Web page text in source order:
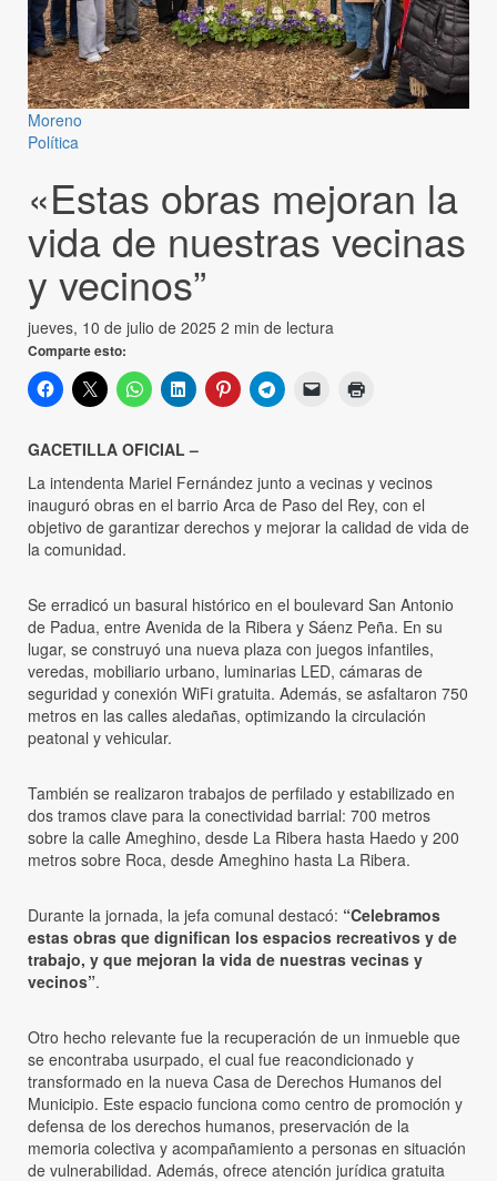
Moreno
Política
«Estas obras mejoran la
vida de nuestras vecinas
y vecinos”
jueves, 10 de julio de 2025 2 min de lectura
Comparte esto:
GACETILLA OFICIAL –
La intendenta Mariel Fernández junto a vecinas y vecinos
inauguró obras en el barrio Arca de Paso del Rey, con el
objetivo de garantizar derechos y mejorar la calidad de vida de
la comunidad.
Se erradicó un basural histórico en el boulevard San Antonio
de Padua, entre Avenida de la Ribera y Sáenz Peña. En su
lugar, se construyó una nueva plaza con juegos infantiles,
veredas, mobiliario urbano, luminarias LED, cámaras de
seguridad y conexión WiFi gratuita. Además, se asfaltaron 750
metros en las calles aledañas, optimizando la circulación
peatonal y vehicular.
También se realizaron trabajos de perfilado y estabilizado en
dos tramos clave para la conectividad barrial: 700 metros
sobre la calle Ameghino, desde La Ribera hasta Haedo y 200
metros sobre Roca, desde Ameghino hasta La Ribera.
Durante la jornada, la jefa comunal destacó: “Celebramos
estas obras que dignifican los espacios recreativos y de
trabajo, y que mejoran la vida de nuestras vecinas y
vecinos”.
Otro hecho relevante fue la recuperación de un inmueble que
se encontraba usurpado, el cual fue reacondicionado y
transformado en la nueva Casa de Derechos Humanos del
Municipio. Este espacio funciona como centro de promoción y
defensa de los derechos humanos, preservación de la
memoria colectiva y acompañamiento a personas en situación
de vulnerabilidad. Además, ofrece atención jurídica gratuita